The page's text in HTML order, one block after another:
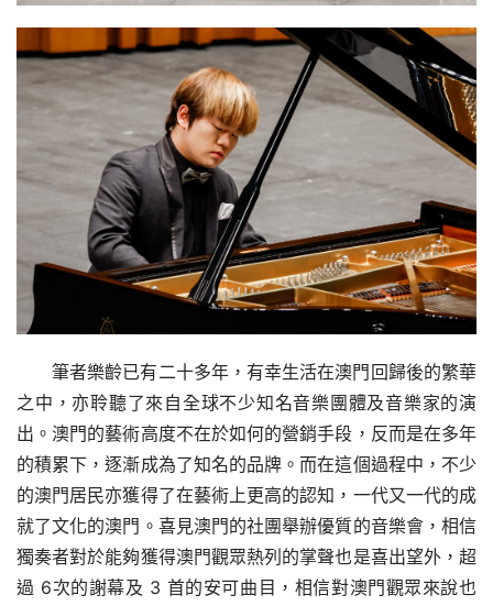
筆者樂齡已有二十多年，有幸生活在澳門回歸後的繁華
之中，亦聆聽了來自全球不少知名音樂團體及音樂家的演
出。澳門的藝術高度不在於如何的營銷手段，反而是在多年
的積累下，逐漸成為了知名的品牌。而在這個過程中，不少
的澳門居民亦獲得了在藝術上更高的認知，一代又一代的成
就了文化的澳門。喜見澳門的社團舉辦優質的音樂會，相信
獨奏者對於能夠獲得澳門觀眾熱列的掌聲也是喜出望外，超
過 6次的謝幕及 3 首的安可曲目，相信對澳門觀眾來說也